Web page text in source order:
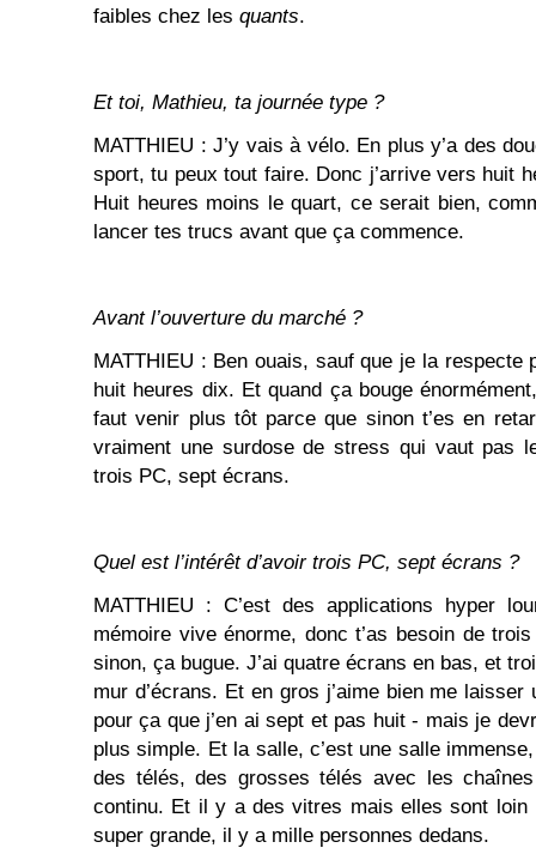
faibles chez les quants.
Et toi, Mathieu, ta journée type ?
MATTHIEU : J’y vais à vélo. En plus y’a des
sport, tu peux tout faire. Donc j’arrive vers huit
Huit heures moins le quart, ce serait bien,
lancer tes trucs avant que ça commence.
Avant l’ouverture du marché ?
MATTHIEU : Ben ouais, sauf que je la respecte
huit heures dix. Et quand ça bouge
faut venir plus tôt parce que sinon t’es en
vraiment une surdose de stress qui vaut pas
trois PC, sept écrans.
Quel est l’intérêt d’avoir trois PC, sept écrans ?
MATTHIEU : C’est des applications hyper
mémoire vive énorme, donc t’as besoin de
sinon, ça bugue. J’ai quatre écrans en bas, et
mur d’écrans. Et en gros j’aime bien me
pour ça que j’en ai sept et pas huit - mais je
plus simple. Et la salle, c’est une salle
des télés, des grosses télés avec les
continu. Et il y a des vitres mais elles sont loin
super grande, il y a mille personnes dedans.